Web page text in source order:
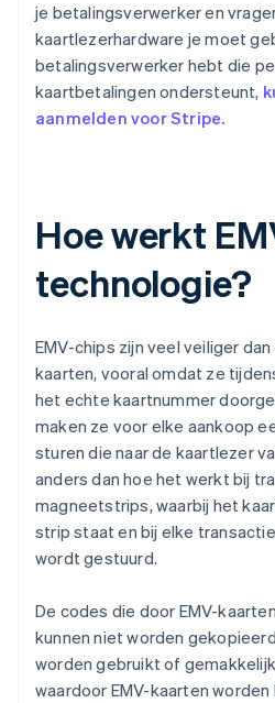
je betalingsverwerker en
kaartlezerhardware je moet
betalingsverwerker hebt die
kaartbetalingen ondersteunt,
aanmelden voor Stripe.
Hoe werkt
technologie?
EMV-chips zijn veel veiliger
kaarten, vooral omdat ze
het echte kaartnummer
maken ze voor elke aankoop
sturen die naar de kaartlezer
anders dan hoe het werkt bij
magneetstrips, waarbij het
strip staat en bij elke
wordt gestuurd.
De codes die door EMV-
kunnen niet worden
worden gebruikt of
waardoor EMV-kaarten